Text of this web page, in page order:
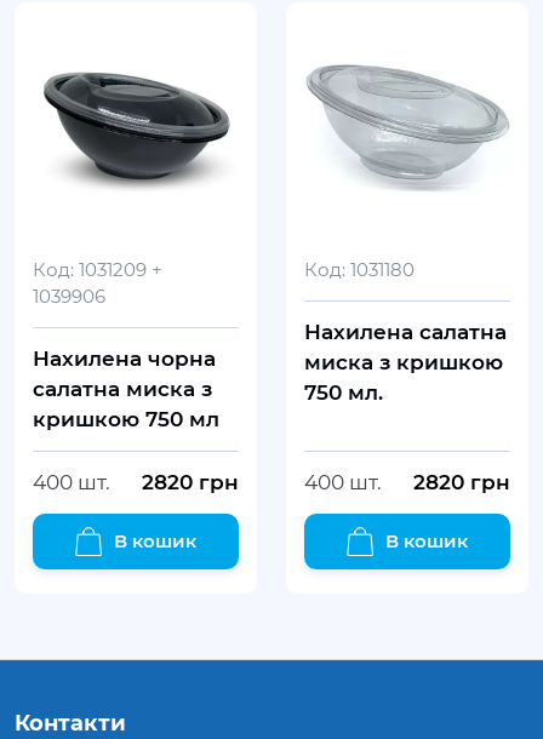
Код: 1031209 +
1039906
Нахилена чорна
салатна миска з
кришкою 750 мл
400 шт. 2820 грн
В кошик
Код: 1031180
Нахилена салатна
миска з кришкою
750 мл.
400 шт. 2820 грн
В кошик
Контакти